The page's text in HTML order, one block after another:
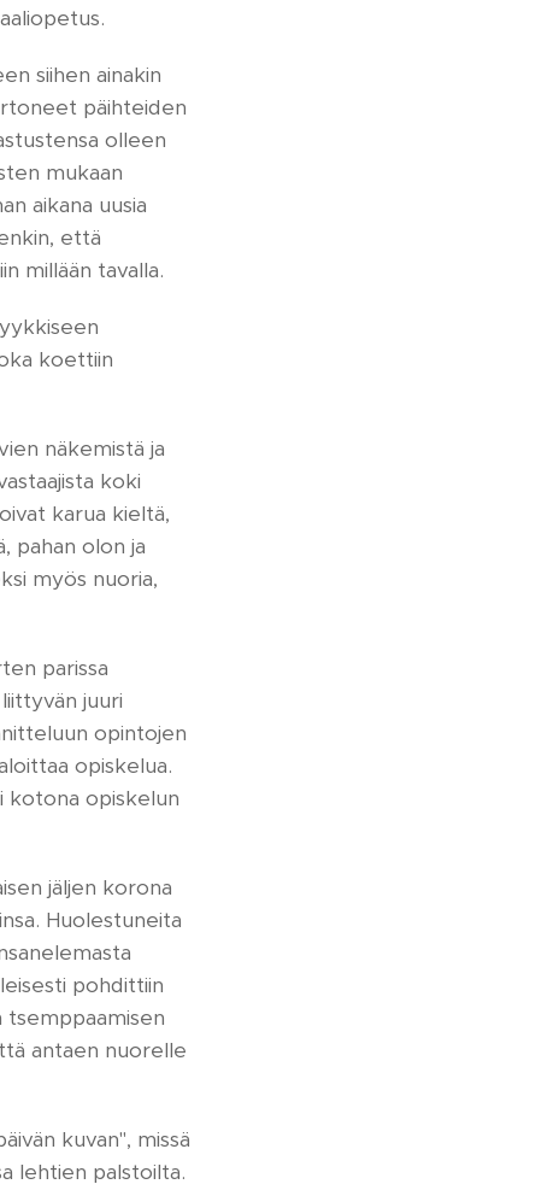
siihen ainakin
päihteiden
olleen
mukaan
aikana uusia
että
millään tavalla.
koettiin
näkemistä ja
koki
karua kieltä,
pahan olon ja
myös nuoria,
parissa
juuri
opintojen
opiskelua.
kotona opiskelun
jäljen korona
Huolestuneita
pohdittiin
tsemppaamisen
antaen nuorelle
kuvan", missä
lehtien palstoilta.